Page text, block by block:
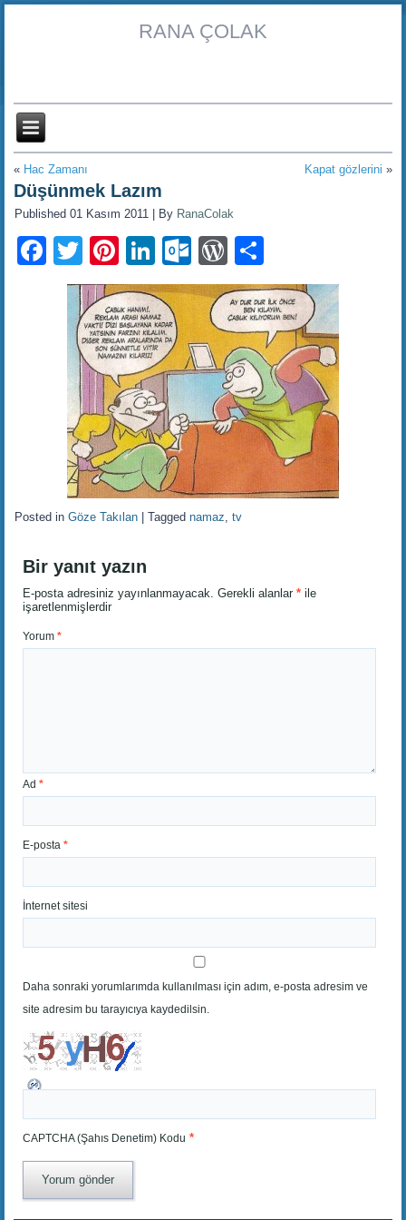
RANA ÇOLAK
« Hac Zamanı Kapat gözlerini »
Düşünmek Lazım
Published 01 Kasım 2011 By RanaColak
Facebook
TwitterPinterest
LinkedIn
Outlook.com
WordPress
Posted in Göze Takılan |Tagged namaz,tv
Bir yanıt yazın
E-posta adresiniz yayınlanmayacak. Gerekli alanlar* ile
işaretlenmişlerdir
Yorum*
Ad*
E-posta*
İnternet sitesi
Daha sonraki yorumlarımda kullanılması için adım, e-posta adresim ve
site adresim bu tarayıcıya kaydedilsin.
CAPTCHA (Şahıs Denetim) Kodu *